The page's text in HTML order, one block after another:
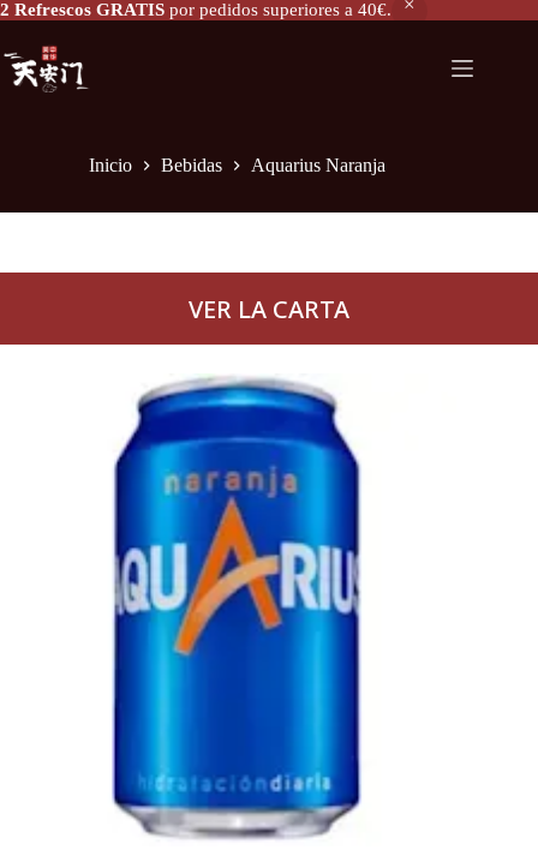
2 Refrescos GRATIS por pedidos superiores a 40€.
Aquarius Naranja
2,20
Inicio Bebidas Aquarius Naranja
VER LA CARTA